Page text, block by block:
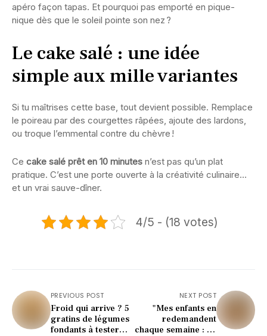
apéro façon tapas. Et pourquoi pas emporté en pique-
nique dès que le soleil pointe son nez ?
Le cake salé : une idée
simple aux mille variantes
Si tu maîtrises cette base, tout devient possible. Remplace
le poireau par des courgettes râpées, ajoute des lardons,
ou troque l’emmental contre du chèvre !
Ce cake salé prêt en 10 minutes n’est pas qu’un plat
pratique. C’est une porte ouverte à la créativité culinaire…
et un vrai sauve-dîner.
4/5 - (18 votes)
PREVIOUS POST
Froid qui arrive ? 5
gratins de légumes
fondants à tester
NEXT POST
"Mes enfants en
redemandent
chaque semaine : ce